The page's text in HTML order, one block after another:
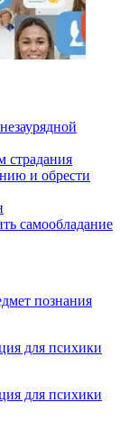
страдания
и обрести
самообладание
познания
для психики
для психики